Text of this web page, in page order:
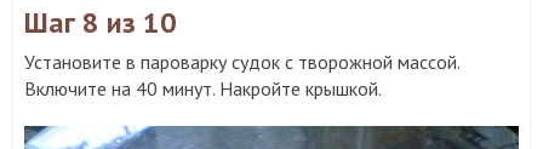
Шаг 8 из 10
Установите в пароварку судок с творожной массой.
Включите на 40 минут. Накройте крышкой.